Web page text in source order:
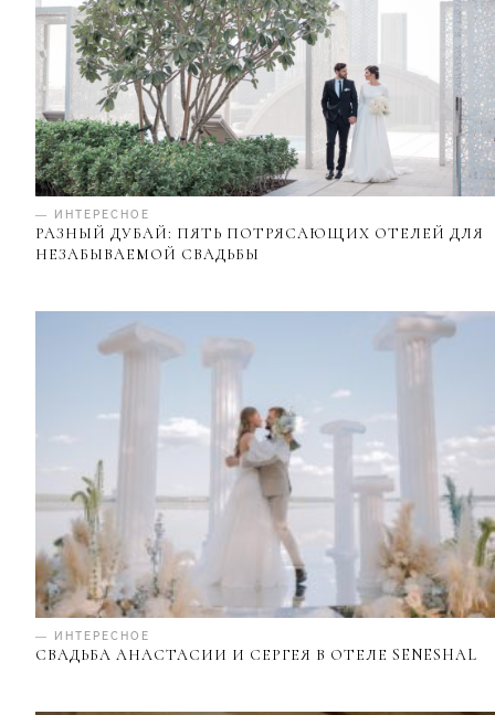
— ИНТЕРЕСНОЕ
РАЗНЫЙ ДУБАЙ: ПЯТЬ ПОТРЯСАЮЩИХ ОТЕЛЕЙ ДЛЯ
НЕЗАБЫВАЕМОЙ СВАДЬБЫ
— ИНТЕРЕСНОЕ
СВАДЬБА АНАСТАСИИ И СЕРГЕЯ В ОТЕЛЕ SENESHAL